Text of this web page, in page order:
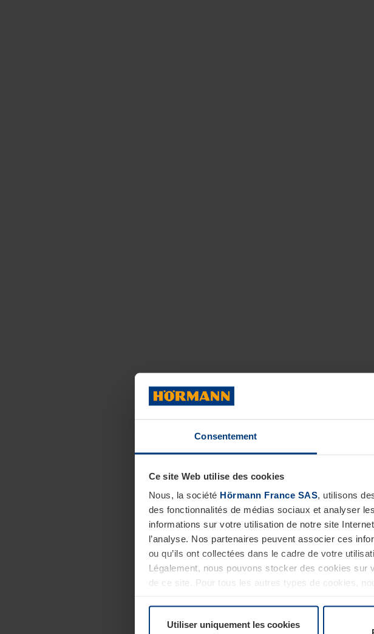
Consentement
Ce site Web utilise des cookies
Nous, la société Hörmann France SAS, utilisons
des fonctionnalités de médias sociaux et analyser
informations sur votre utilisation de notre site
l’analyse. Nos partenaires peuvent associer ces
ou qu’ils ont collectées dans le cadre de votre
Légalement, nous pouvons stocker des cookies sur
de ce site. Pour tous les autres types de cookies,
Utiliser uniquement les cookies